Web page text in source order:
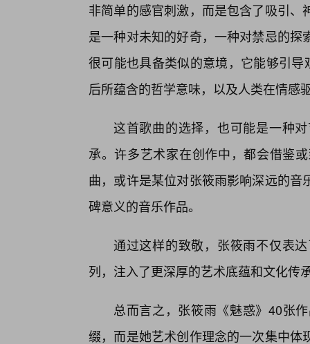
非简单的感官刺激，而是包含了吸引
是一种对未知的好奇，一种对禁忌的
很可能也具备类似的意境，它能够引
后所蕴含的哲学意味，以及人类在情感
这首歌曲的选择，也可能是一种
承。许多艺术家在创作中，都会借鉴
曲，或许是某位对张筱雨影响深远的
碑意义的音乐作品。
通过这样的致敬，张筱雨不仅表
列，注入了更深厚的艺术底蕴和文化传
总而言之，张筱雨《魅惑》40张
缀，而是她艺术创作理念的一次集中